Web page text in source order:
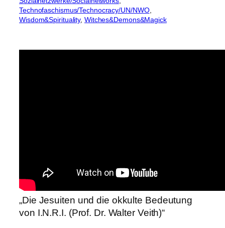
Technofaschismus/Technocracy/UN/NWO
Wisdom&Spirituality, Witches&Demons&Magick
„Die Jesuiten und die okkulte Bedeutung
von I.N.R.I. (Prof. Dr. Walter Veith)“